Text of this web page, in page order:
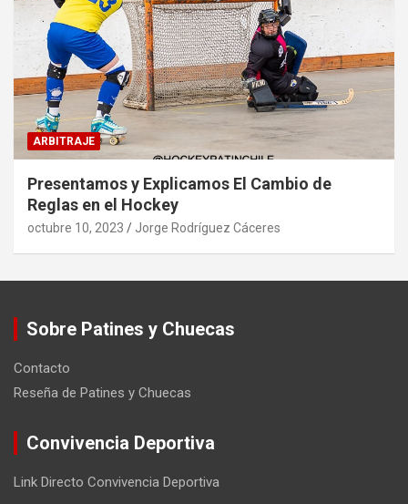
ARBITRAJE
Presentamos y Explicamos El Cambio de
Reglas en el Hockey
octubre 10, 2023 Jorge Rodríguez Cáceres
Sobre Patines y Chuecas
Contacto
Reseña de Patines y Chuecas
Convivencia Deportiva
Link Directo Convivencia Deportiva